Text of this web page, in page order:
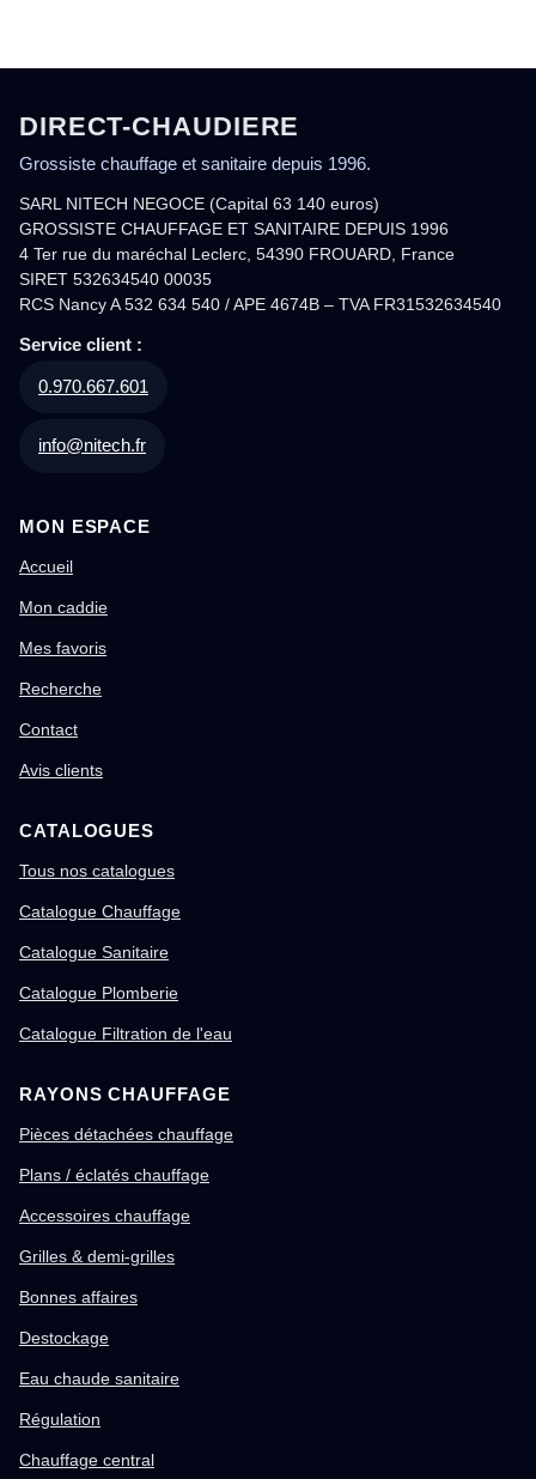
DIRECT-CHAUDIERE
Grossiste chauffage et sanitaire depuis 1996.
SARL NITECH NEGOCE (Capital 63 140 euros)
GROSSISTE CHAUFFAGE ET SANITAIRE DEPUIS 1996
4 Ter rue du maréchal Leclerc, 54390 FROUARD, France
SIRET 532634540 00035
RCS Nancy A 532 634 540 / APE 4674B – TVA FR31532634540
Service client :
0.970.667.601
info@nitech.fr
MON ESPACE
Accueil
Mon caddie
Mes favoris
Recherche
Contact
Avis clients
CATALOGUES
Tous nos catalogues
Catalogue Chauffage
Catalogue Sanitaire
Catalogue Plomberie
Catalogue Filtration de l'eau
RAYONS CHAUFFAGE
Pièces détachées chauffage
Plans / éclatés chauffage
Accessoires chauffage
Grilles & demi-grilles
Bonnes affaires
Destockage
Eau chaude sanitaire
Régulation
Chauffage central